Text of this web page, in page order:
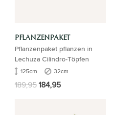
PFLANZENPAKET
Pflanzenpaket pflanzen in
Lechuza Cilindro-Töpfen
125cm 32cm
189,95184,95